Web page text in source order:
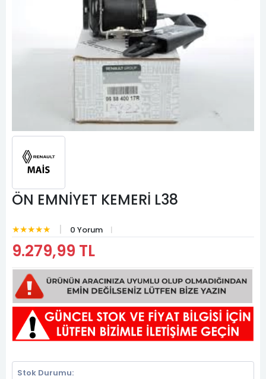
ÖN EMNİYET KEMERİ L38
★★★★★ 0 Yorum
9.279,99 TL
Stok Durumu: